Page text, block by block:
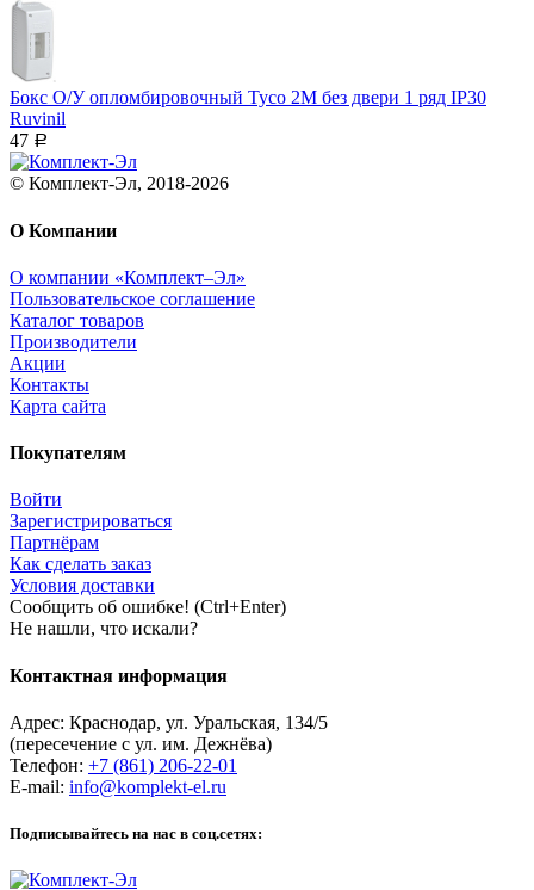
Бокс О/У опломбировочный Тусо 2М без двери 1 ряд IP30
Ruvinil
47 Р
© Комплект-Эл, 2018-2026
О Компании
О компании «Комплект–Эл»
Пользовательское соглашение
Каталог товаров
Производители
Акции
Контакты
Карта сайта
Покупателям
Войти
Зарегистрироваться
Партнёрам
Как сделать заказ
Условия доставки
Сообщить об ошибке! (Ctrl+Enter)
Не нашли, что искали?
Контактная информация
Адрес: Краснодар, ул. Уральская, 134/5
(пересечение с ул. им. Дежнёва)
Телефон: +7 (861) 206-22-01
E-mail: info@komplekt-el.ru
Подписывайтесь на нас в соц.сетях: